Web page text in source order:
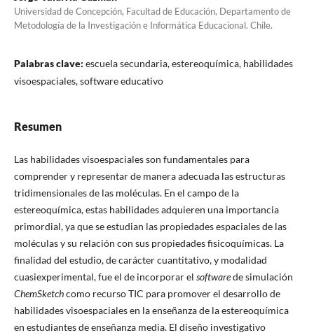
Universidad de Concepción, Facultad de Educación, Departamento de
Metodología de la Investigación e Informática Educacional. Chile.
Palabras clave: escuela secundaria, estereoquímica, habilidades
visoespaciales, software educativo
Resumen
Las habilidades visoespaciales son fundamentales para
comprender y representar de manera adecuada las estructuras
tridimensionales de las moléculas. En el campo de la
estereoquímica, estas habilidades adquieren una importancia
primordial, ya que se estudian las propiedades espaciales de las
moléculas y su relación con sus propiedades fisicoquímicas. La
finalidad del estudio, de carácter cuantitativo, y modalidad
cuasiexperimental, fue el de incorporar el softwarede simulación
ChemSketchcomo recurso TIC para promover el desarrollo de
habilidades visoespaciales en la enseñanza de la estereoquímica
en estudiantes de enseñanza media. El diseño investigativo